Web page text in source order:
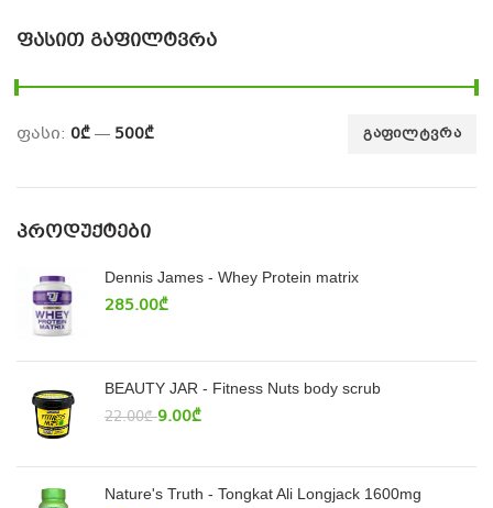
ᲤᲐᲡᲘᲗ ᲒᲐᲤᲘᲚᲢᲕᲠᲐ
ᲒᲐᲤᲘᲚᲢᲕᲠᲐ
ფასი: 0₾— 500₾
ᲞᲠᲝᲓᲣᲥᲢᲔᲑᲘ
Dennis James - Whey Protein matrix
285.00₾
BEAUTY JAR - Fitness Nuts body scrub
22.00₾ 9.00₾
Nature's Truth - Tongkat Ali Longjack 1600mg